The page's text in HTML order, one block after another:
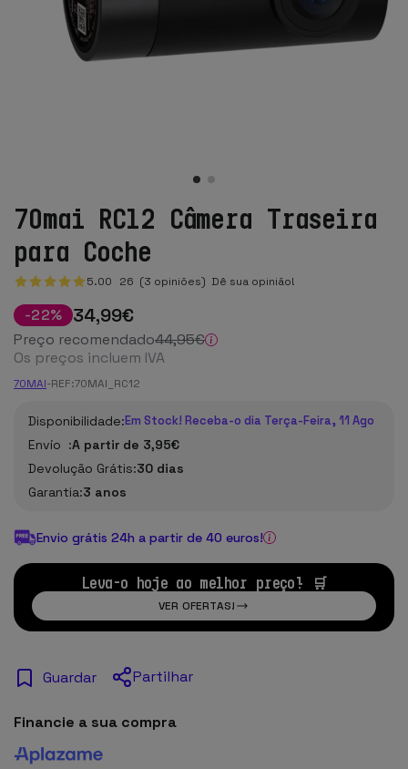
70mai RC12 Câmera Traseira
para Coche
5.00 26 (3 opiniões) Dê sua opinião!
-22% 34,99€
Preço recomendado44,95€
Os preços incluem IVA
70MAI-REF:70MAI_RC12
Disponibilidade:Em Stock! Receba-o dia Terça-Feira, 11 Ago
Envío :A partir de 3,95€
Devolução Grátis:30 dias
Garantia:3 anos
Envio grátis 24h a partir de 40 euros!
Leva-o hoje ao melhor preço! 🛒
VER OFERTAS!
Guardar Partilhar
Financie a sua compra